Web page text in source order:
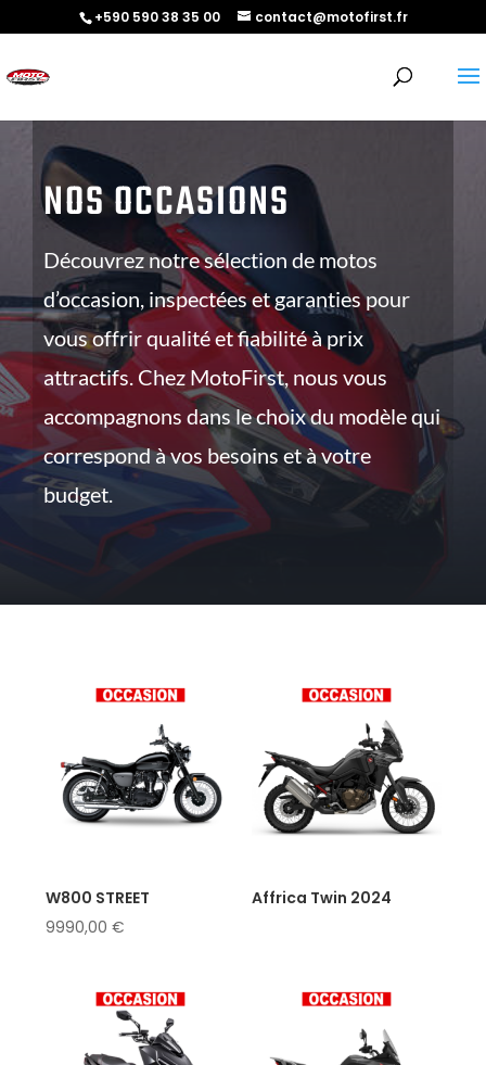
+590 590 38 35 00 contact@motofirst.fr
NOS OCCASIONS
Découvrez notre sélection de motos
d’occasion, inspectées et garanties pour
vous offrir qualité et fiabilité à prix
attractifs. Chez MotoFirst, nous vous
accompagnons dans le choix du modèle qui
correspond à vos besoins et à votre
budget.
W800 STREET
9990,00 €
Affrica Twin 2024